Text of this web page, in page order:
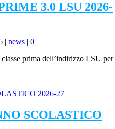
3.0 LSU 2026-
| news | 0 |
prima dell’indirizzo LSU per
SCOLASTICO